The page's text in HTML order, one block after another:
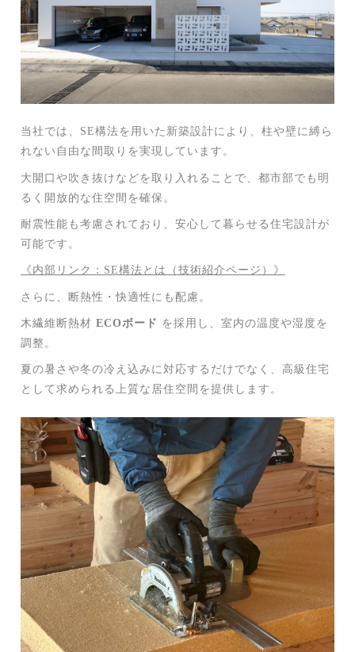
当社では、SE構法を用いた新築設計により、柱や壁に縛ら
れない自由な間取りを実現しています。
大開口や吹き抜けなどを取り入れることで、都市部でも明
るく開放的な住空間を確保。
耐震性能も考慮されており、安心して暮らせる住宅設計が
可能です。
《内部リンク：SE構法とは（技術紹介ページ）》
さらに、断熱性・快適性にも配慮。
木繊維断熱材ECOボード を採用し、室内の温度や湿度を
調整。
夏の暑さや冬の冷え込みに対応するだけでなく、高級住宅
として求められる上質な居住空間を提供します。